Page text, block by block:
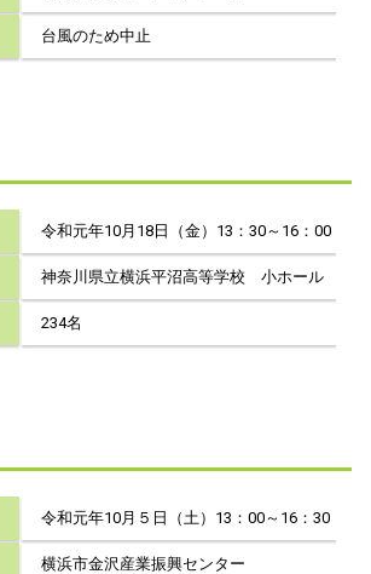
台風のため中止
令和元年10月18日（金）13：30～16：00
神奈川県立横浜平沼高等学校 小ホール
234名
令和元年10月５日（土）13：00～16：30
横浜市金沢産業振興センター